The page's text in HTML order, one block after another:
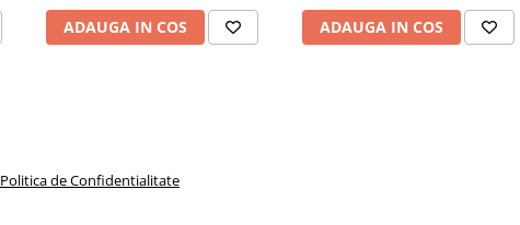
ADAUGA IN COS ADAUGA IN COS
Politica de Confidentialitate